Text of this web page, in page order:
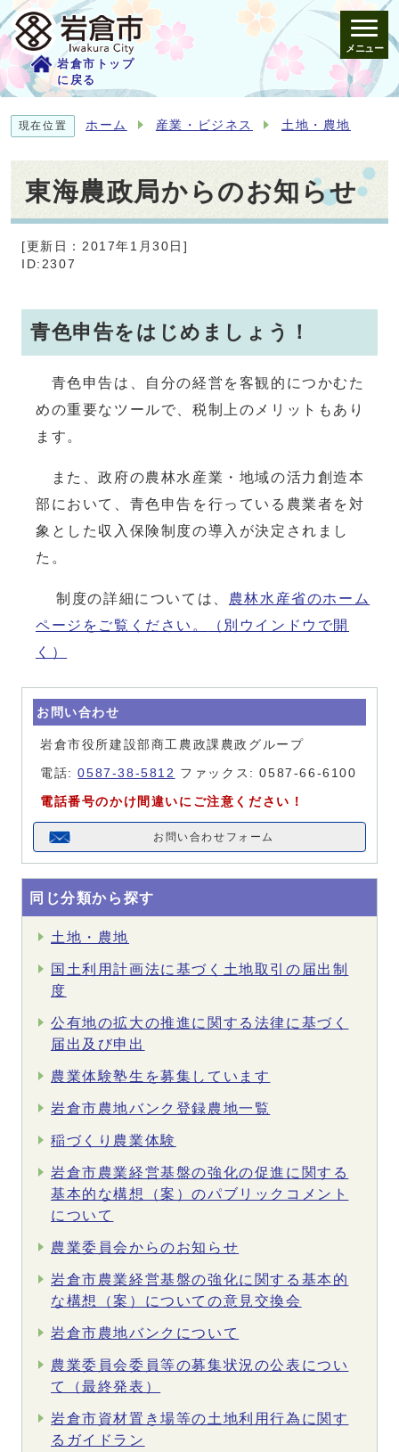
岩倉市トップ
に戻る
メニュー
現在位置 ホーム 産業・ビジネス 土地・農地
東海農政局からのお知らせ
[更新日：2017年1月30日]
ID:2307
青色申告をはじめましょう！
青色申告は、自分の経営を客観的につかむた
めの重要なツールで、税制上のメリットもあり
ます。
また、政府の農林水産業・地域の活力創造本
部において、青色申告を行っている農業者を対
象とした収入保険制度の導入が決定されまし
た。
制度の詳細については、 農林水産省のホーム
ページをご覧ください。
（別ウインドウで開
く）
お問い合わせ
岩倉市役所建設部商工農政課農政グループ
電話:0587-38-5812 ファックス: 0587-66-6100
電話番号のかけ間違いにご注意ください！
お問い合わせフォーム
同じ分類から探す
土地・農地
国土利用計画法に基づく土地取引の届出制
度
公有地の拡大の推進に関する法律に基づく
届出及び申出
農業体験塾生を募集しています
岩倉市農地バンク登録農地一覧
稲づくり農業体験
岩倉市農業経営基盤の強化の促進に関する
基本的な構想（案）のパブリックコメント
について
農業委員会からのお知らせ
岩倉市農業経営基盤の強化に関する基本的
な構想（案）についての意見交換会
岩倉市農地バンクについて
農業委員会委員等の募集状況の公表につい
て（最終発表）
岩倉市資材置き場等の土地利用行為に関す
るガイドラン